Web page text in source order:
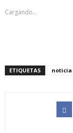
en
Cargando...
ETIQUETAS noticia